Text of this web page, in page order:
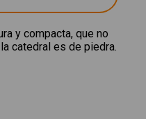
y compacta, que no
catedral es de piedra.